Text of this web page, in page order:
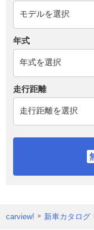
年式
走行距離
carview! 新車カタログ